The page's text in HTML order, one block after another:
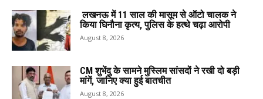
लखनऊ में 11 साल की मासूम से ऑटो चालक ने
किया घिनौना कृत्य, पुलिस के हत्थे चढ़ा आरोपी
August 8, 2026
CM शुभेंदु के सामने मुस्लिम सांसदों ने रखी दो बड़ी
मांगें, जानिए क्या हुई बातचीत
August 8, 2026